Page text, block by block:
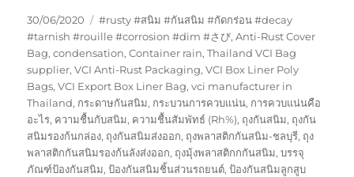
Posted
on
30/06/2020 Tags
#rusty #สนิม #กันสนิม #กัดกร่อน #decay
#tarnish #rouille #corrosion #dim #さび,Anti-Rust Cover
Bag,condensation,Container rain,Thailand VCI Bag
supplier,VCI Anti-Rust Packaging,VCI Box Liner Poly
Bags,VCI Export Box Liner Bag,vci manufacturer in
Thailand, กระดาษกันสนิม, กระบวนการควบแน่น, การควบแน่นคือ
อะไร, ความชื้นกับสนิม, ความชื้นสัมพัทธ์ (Rh%), ถุงกันสนิม, ถุงกัน
สนิมรองก้นกล่อง, ถุงกันสนิมส่งออก, ถุงพลาสติกกันสนิม-ชลบุรี, ถุง
พลาสติกกันสนิมรองก้นลังส่งออก, ถุงมุ้งพลาสติกกกันสนิม,บรรจุ
ภัณฑ์ป้องกันสนิม,ป้องกันสนิมชิ้นส่วนรถยนต์,ป้องกันสนิมลูกสูบ